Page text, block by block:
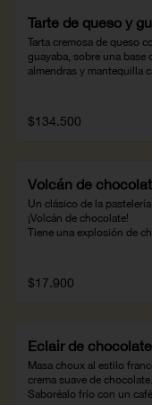
Tarte de queso y
Tarta cremosa de queso
guayaba, sobre una base
almendras y mantequilla
$134.500
Volcán de
Un clásico de la
¡Volcán de chocolate!
Tiene una explosión de
$17.900
Éclair de chocolate
Masa choux al estilo
crema suave de chocolate.
Saboréalo frío con un